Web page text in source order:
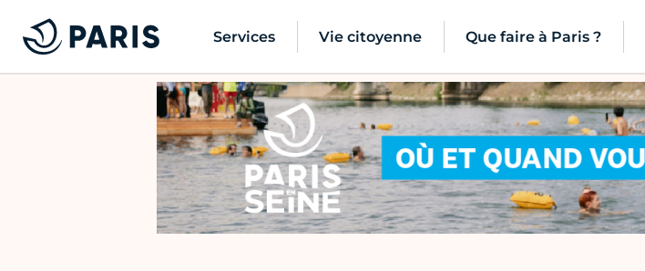
Services Vie citoyenne Que faire à Paris ?